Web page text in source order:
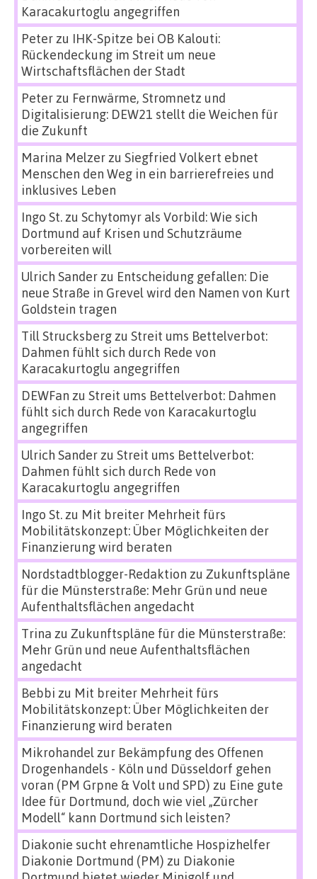
Karacakurtoglu angegriffen
Peterzu IHK-Spitze bei OB Kalouti:
Rückendeckung im Streit um neue
Wirtschaftsflächen der Stadt
Peterzu Fernwärme, Stromnetz und
Digitalisierung: DEW21 stellt die Weichen für
die Zukunft
Marina Melzerzu Siegfried Volkert ebnet
Menschen den Weg in ein barrierefreies und
inklusives Leben
Ingo St.zu Schytomyr als Vorbild: Wie sich
Dortmund auf Krisen und Schutzräume
vorbereiten will
Ulrich Sanderzu Entscheidung gefallen: Die
neue Straße in Grevel wird den Namen von Kurt
Goldstein tragen
Till Strucksbergzu Streit ums Bettelverbot:
Dahmen fühlt sich durch Rede von
Karacakurtoglu angegriffen
DEWFan zu Streit ums Bettelverbot: Dahmen
fühlt sich durch Rede von Karacakurtoglu
angegriffen
Ulrich Sanderzu Streit ums Bettelverbot:
Dahmen fühlt sich durch Rede von
Karacakurtoglu angegriffen
Ingo St.zu Mit breiter Mehrheit fürs
Mobilitätskonzept: Über Möglichkeiten der
Finanzierung wird beraten
Nordstadtblogger-Redaktion zu Zukunftspläne
für die Münsterstraße: Mehr Grün und neue
Aufenthaltsflächen angedacht
Trina zu Zukunftspläne für die Münsterstraße:
Mehr Grün und neue Aufenthaltsflächen
angedacht
Bebbi zu Mit breiter Mehrheit fürs
Mobilitätskonzept: Über Möglichkeiten der
Finanzierung wird beraten
Mikrohandel zur Bekämpfung des Offenen
Drogenhandels - Köln und Düsseldorf gehen
voran (PM Grpne & Volt und SPD) zu Eine gute
Idee für Dortmund, doch wie viel „Zürcher
Modell“ kann Dortmund sich leisten?
Diakonie sucht ehrenamtliche Hospizhelfer
Diakonie Dortmund (PM) zu Diakonie